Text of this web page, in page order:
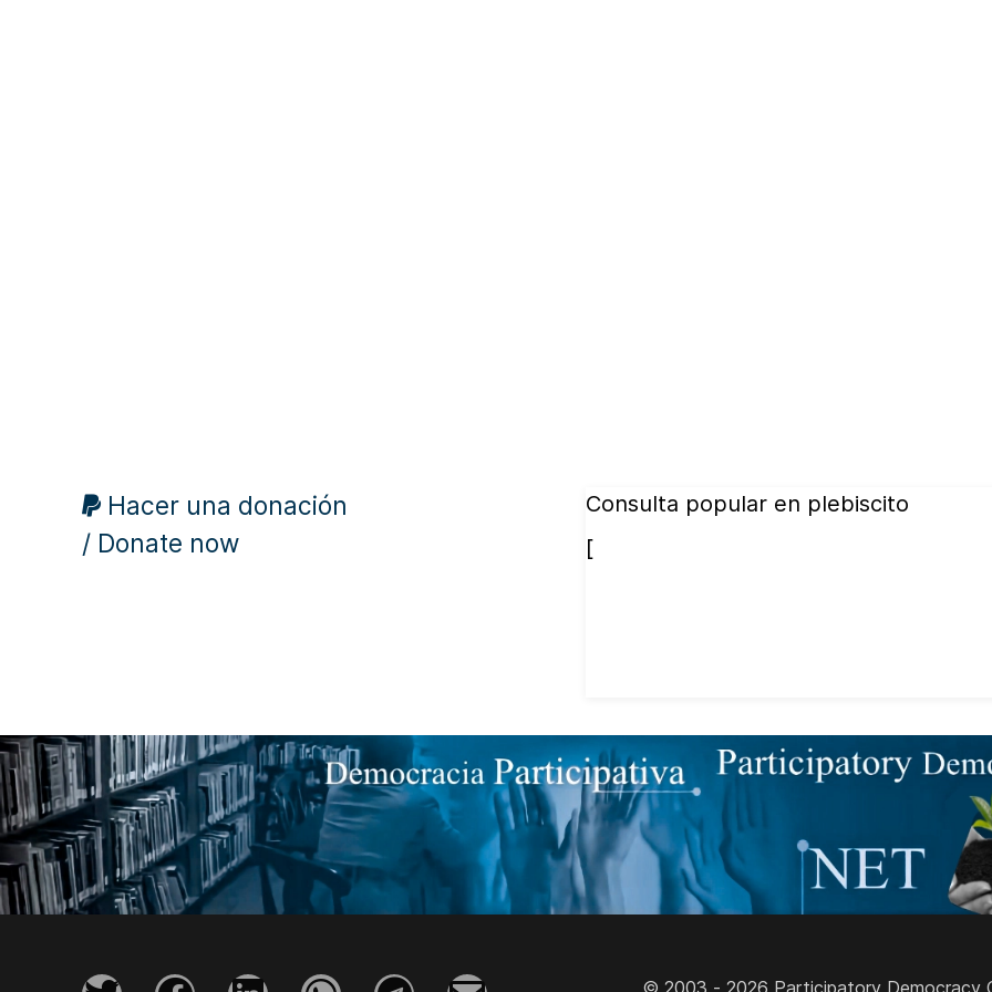
Hacer una donación
/ Donate now
Consulta popular en plebiscito
[
© 2003 - 2026 Participatory Democracy